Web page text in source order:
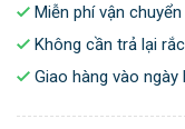
Miễn phí vận
Không cần trả lại
Giao hàng vào